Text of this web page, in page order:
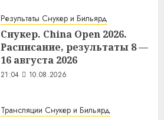
Результаты Снукер и Бильярд
Снукер. China Open 2026.
Расписание, результаты 8 —
16 августа 2026
21:04 10.08.2026
Трансляции Снукер и Бильярд